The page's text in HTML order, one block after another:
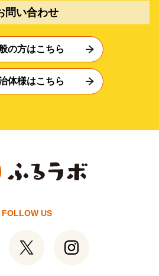
問い合わせ
の方はこちら
体様はこちら
FOLLOW US